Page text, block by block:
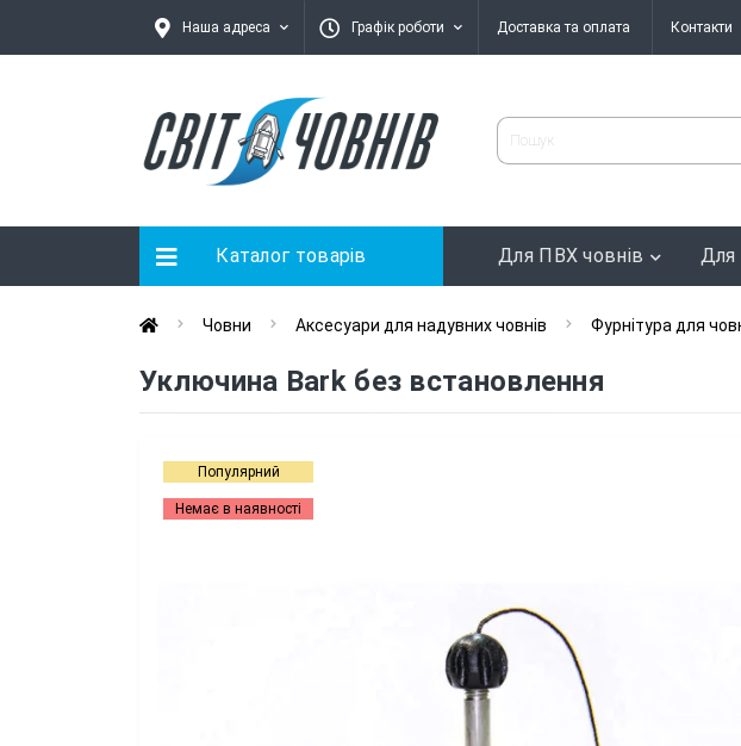
Наша адреса Графік роботи Доставка та оплата Контакти
Каталог товарів Для ПВХ човнів Для
Човни Аксесуари для надувних човнів Фурнітура для
Уключина Bark без встановлення
Популярний
Немає в наявності